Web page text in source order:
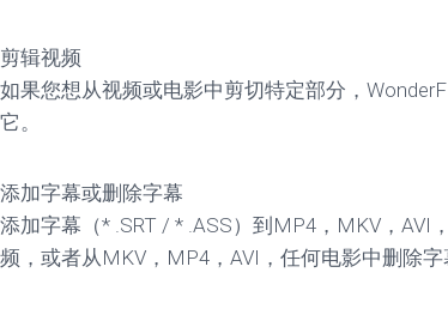
剪辑视频
如果您想从视频或电影中剪切特定部分，
它。
添加字幕或删除字幕
添加字幕（* .SRT / * .ASS）到MP4，MKV，AVI
频，或者从MKV，MP4，AVI，任何电影中删除字